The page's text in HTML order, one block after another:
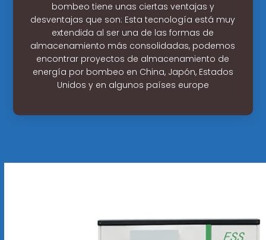
bombeo tiene unas ciertas ventajas y
desventajas que son: Esta tecnología está muy
extendida al ser una de las formas de
almacenamiento más consolidadas, podemos
encontrar proyectos de almacenamiento de
energía por bombeo en China, Japón, Estados
Unidos y en algunos países europe